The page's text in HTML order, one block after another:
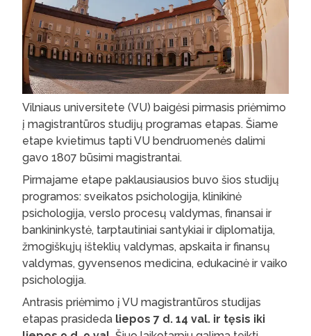
Vilniaus universitete (VU) baigėsi pirmasis priėmimo
į magistrantūros studijų programas etapas. Šiame
etape kvietimus tapti VU bendruomenės dalimi
gavo 1807 būsimi magistrantai.
Pirmajame etape paklausiausios buvo šios studijų
programos: sveikatos psichologija, klinikinė
psichologija, verslo procesų valdymas, finansai ir
bankininkystė, tarptautiniai santykiai ir diplomatija,
žmogiškųjų išteklių valdymas, apskaita ir finansų
valdymas, gyvensenos medicina, edukacinė ir vaiko
psichologija.
Antrasis priėmimo į VU magistrantūros studijas
etapas prasideda liepos 7 d. 14 val. ir tęsis iki